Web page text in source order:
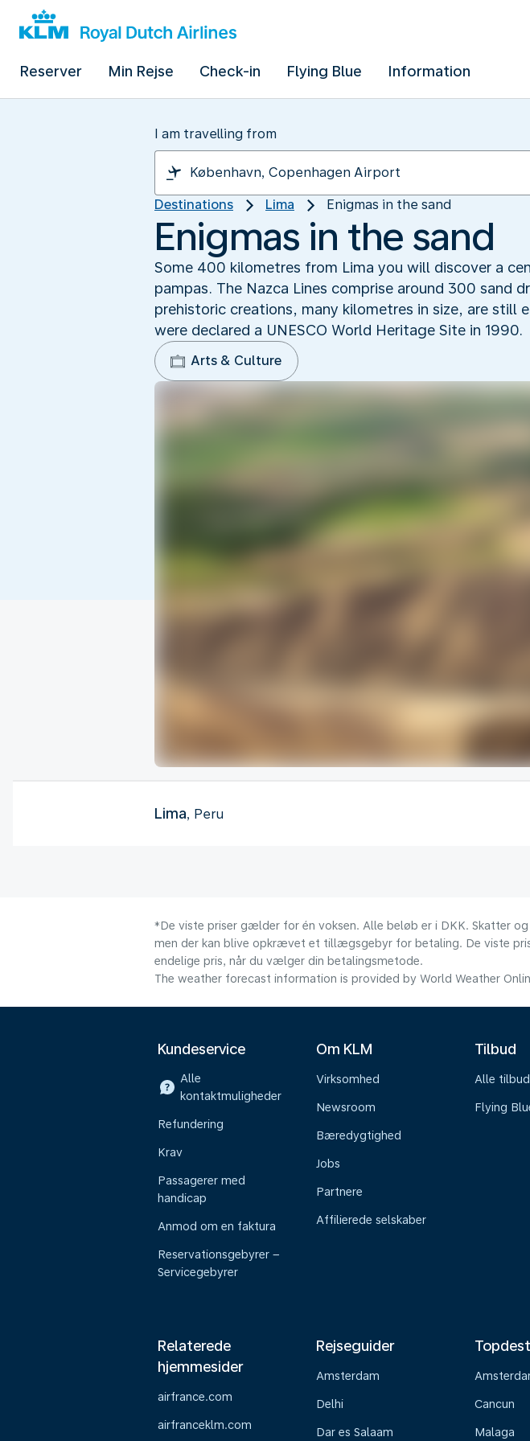
Reserver Min Rejse Check-in Flying Blue Information
I am travelling from
Destinations Lima Enigmas in the sand
Enigmas in the sand
Some 400 kilometres from Lima you will discover a
pampas. The Nazca Lines comprise around 300 sand
prehistoric creations, many kilometres in size, are still
were declared a UNESCO World Heritage Site in 1990.
Arts & Culture
Lima, Peru
*De viste priser gælder for én voksen. Alle beløb er i DKK. Skatter
men der kan blive opkrævet et tillægsgebyr for betaling. De viste
endelige pris, når du vælger din betalingsmetode.
The weather forecast information is provided by World Weather
Kundeservice
Alle
kontaktmuligheder
Refundering
Krav
Passagerer med
handicap
Anmod om en faktura
Reservationsgebyrer –
Servicegebyrer
Om KLM
Virksomhed
Newsroom
Bæredygtighed
Jobs
Partnere
Affilierede selskaber
Tilbud
Alle tilbud
Flying
Relaterede
hjemmesider
airfrance.com
airfranceklm.com
Rejseguider
Amsterdam
Delhi
Dar es Salaam
Cancun
Malaga